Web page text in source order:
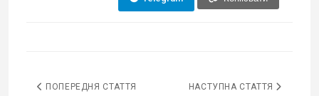
ПОПЕРЕДНЯ СТАТТЯ НАСТУПНА СТАТТЯ